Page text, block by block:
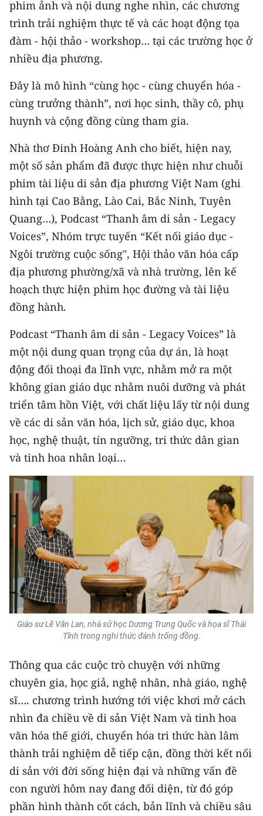
ENGLISH
中文
FRANÇAIS
РУССКИЙ
ESPAÑOL
한국어
phim ảnh và nội dung nghe nhìn, các chương
trình trải nghiệm thực tế và các hoạt động tọa
đàm - hội thảo - workshop… tại các trường học ở
nhiều địa phương.
Đây là mô hình “cùng học - cùng chuyển hóa -
cùng trưởng thành”, nơi học sinh, thầy cô, phụ
huynh và cộng đồng cùng tham gia.
Nhà thơ Đinh Hoàng Anh cho biết, hiện nay,
một số sản phẩm đã được thực hiện như chuỗi
phim tài liệu di sản địa phương Việt Nam (ghi
hình tại Cao Bằng, Lào Cai, Bắc Ninh, Tuyên
Quang…), Podcast “Thanh âm di sản - Legacy
Voices”, Nhóm trực tuyến “Kết nối giáo dục -
Ngôi trường cuộc sống", Hội thảo văn hóa cấp
địa phương phường/xã và nhà trường, lên kế
hoạch thực hiện phim học đường và tài liệu
đồng hành.
Podcast “Thanh âm di sản - Legacy Voices” là
một nội dung quan trọng của dự án, là hoạt
động đối thoại đa lĩnh vực, nhằm mở ra một
không gian giáo dục nhằm nuôi dưỡng và phát
triển tâm hồn Việt, với chất liệu lấy từ nội dung
về các di sản văn hóa, lịch sử, giáo dục, khoa
học, nghệ thuật, tín ngưỡng, tri thức dân gian
và tinh hoa nhân loại…
Giáo sư Lê Văn Lan, nhà sử học Dương Trung Quốc và họa sĩ Thái
Tĩnh trong nghi thức đánh trống đồng.
Thông qua các cuộc trò chuyện với những
chuyên gia, học giả, nghệ nhân, nhà giáo, nghệ
sĩ…. chương trình hướng tới việc khơi mở cách
nhìn đa chiều về di sản Việt Nam và tinh hoa
văn hóa thế giới, chuyển hóa tri thức hàn lâm
thành trải nghiệm dễ tiếp cận, đồng thời kết nối
di sản với đời sống hiện đại và những vấn đề
con người hôm nay đang đối diện, từ đó góp
phần hình thành cốt cách, bản lĩnh và chiều sâu